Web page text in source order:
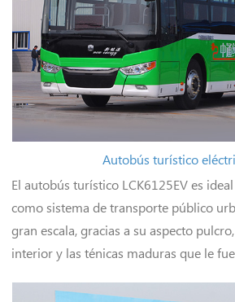
Autobús turístico
El autobús turístico LCK6125EV es
como sistema de transporte público
gran escala, gracias a su aspecto
interior y las ténicas maduras que le